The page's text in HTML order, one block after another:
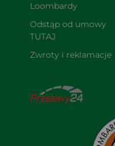
Loombardy
Odstąp od umowy
TUTAJ
Zwroty i reklamacje